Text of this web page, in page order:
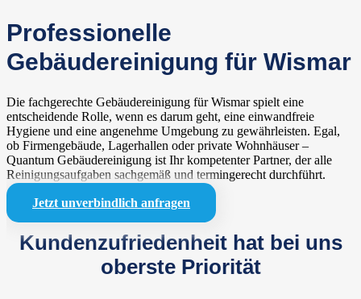
Professionelle
Gebäudereinigung für Wismar
Die fachgerechte Gebäudereinigung für Wismar spielt eine
entscheidende Rolle, wenn es darum geht, eine einwandfreie
Hygiene und eine angenehme Umgebung zu gewährleisten. Egal,
ob Firmengebäude, Lagerhallen oder private Wohnhäuser –
Quantum Gebäudereinigung ist Ihr kompetenter Partner, der alle
Reinigungsaufgaben sachgemäß und termingerecht durchführt.
Jetzt unverbindlich anfragen
Kundenzufriedenheit hat bei uns
oberste Priorität